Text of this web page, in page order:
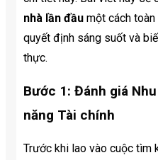
nhà lần đầu một cách
quyết định sáng suốt và
thực.
Bước 1: Đánh giá
năng Tài chính
Trước khi lao vào cuộc tìm